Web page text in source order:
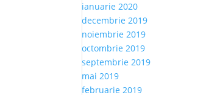
ianuarie 2020
decembrie 2019
noiembrie 2019
octombrie 2019
septembrie 2019
mai 2019
februarie 2019